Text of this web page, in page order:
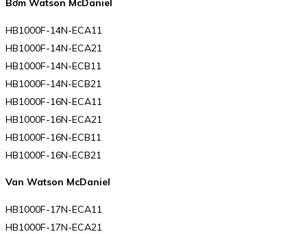
Bơm Watson McDaniel
HB1000F-14N-ECA11
HB1000F-14N-ECA21
HB1000F-14N-ECB11
HB1000F-14N-ECB21
HB1000F-16N-ECA11
HB1000F-16N-ECA21
HB1000F-16N-ECB11
HB1000F-16N-ECB21
Van Watson McDaniel
HB1000F-17N-ECA11
HB1000F-17N-ECA21